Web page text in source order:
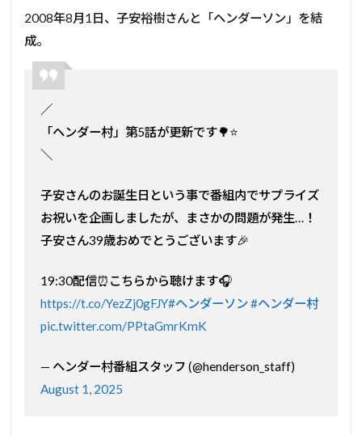
2008年8月1日、子安裕樹さんと「ヘンダーソン」を結
成。
／
「ヘンダー村」第5話が更新です🌳⭐️
＼
子安さんのお誕生日という事で番組内でサプライズ
お祝いを企画しましたが、まさかの問題が発生…！
子安さん39歳おめでとうございます🎉
19:30配信⏰こちらから聴けます🎧
https://t.co/YezZj0gFJY#ヘンダーソン#ヘンダー村
pic.twitter.com/PPtaGmrKmK
— ヘンダー村番組スタッフ (@henderson_staff)
August 1, 2025